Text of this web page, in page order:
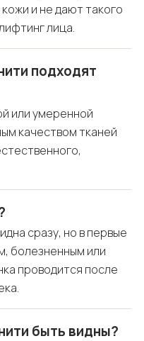
и не дают такого
лица.
подходят
или умеренной
качеством тканей
сразу, но в первые
болезненным или
проводится после
быть видны?